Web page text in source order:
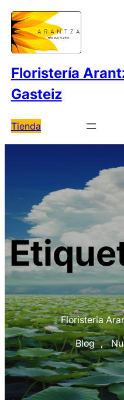
Saltar
contenido
Floristería
Gasteiz
Tienda
Floristeria
Blog ,